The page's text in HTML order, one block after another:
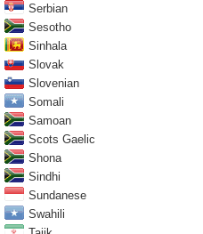
Serbian
Sesotho
Sinhala
Slovak
Slovenian
Somali
Samoan
Scots Gaelic
Shona
Sindhi
Sundanese
Swahili